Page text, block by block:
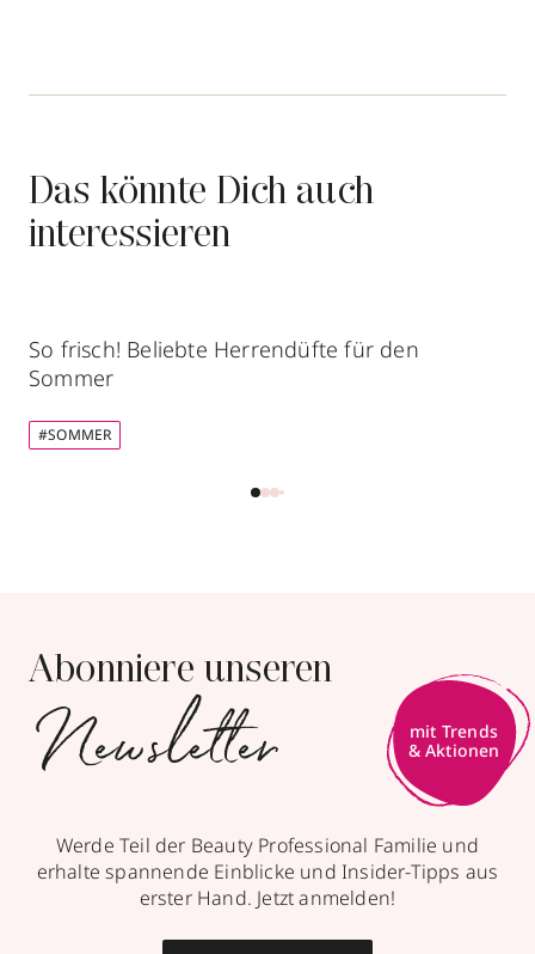
Das könnte Dich auch
interessieren
So frisch! Beliebte Herrendüfte für den
Sommer
#SOMMER
Abonniere unseren
Newsletter
mit Trends
& Aktionen
Werde Teil der Beauty Professional Familie und
erhalte spannende Einblicke und Insider-Tipps aus
erster Hand. Jetzt anmelden!